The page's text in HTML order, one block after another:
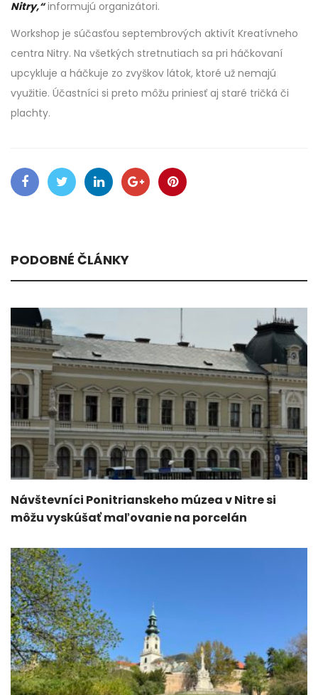
Nitry,“informujú organizátori.
Workshop je súčasťou septembrových aktivít Kreatívneho
centra Nitry. Na všetkých stretnutiach sa pri háčkovaní
upcykluje a háčkuje zo zvyškov látok, ktoré už nemajú
využitie. Účastníci si preto môžu priniesť aj staré tričká či
plachty.
PODOBNÉ ČLÁNKY
Návštevníci Ponitrianskeho múzea v Nitre si
môžu vyskúšať maľovanie na porcelán